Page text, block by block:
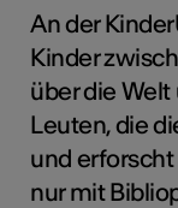
An der
Kinder
über die
Leuten, die
und erforscht
nur mit